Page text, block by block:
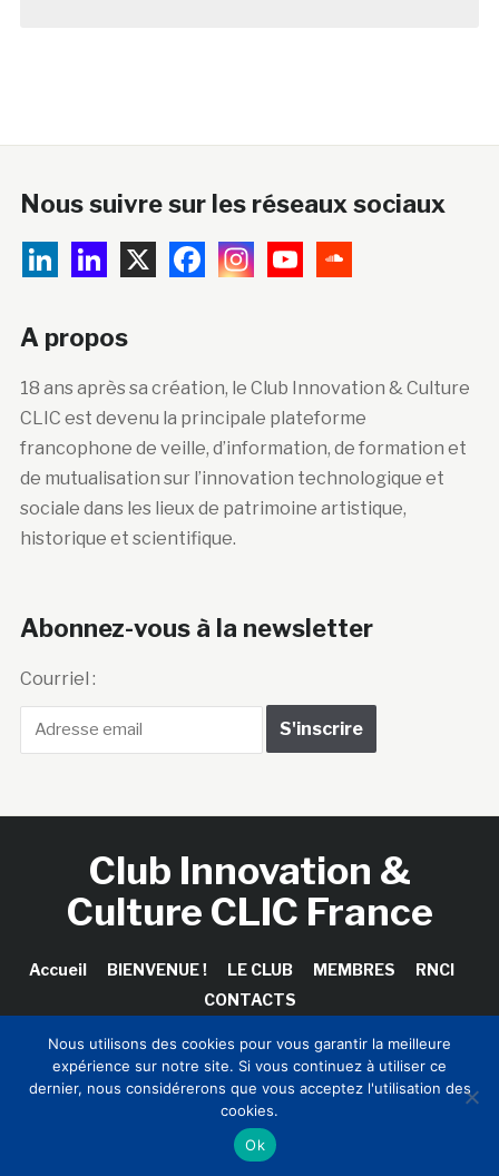
Nous suivre sur les réseaux sociaux
A propos
18 ans après sa création, le Club Innovation & Culture
CLIC est devenu la principale plateforme
francophone de veille, d’information, de formation et
de mutualisation sur l’innovation technologique et
sociale dans les lieux de patrimoine artistique,
historique et scientifique.
Abonnez-vous à la newsletter
Courriel :
Club Innovation &
Culture CLIC France
Accueil BIENVENUE ! LE CLUB MEMBRES
RNCI
CONTACTS
Copyright © 2026 Club Innovation & Culture CLIC France /
Sinapses Conseils
Nous utilisons des cookies pour vous garantir la meilleure
expérience sur notre site. Si vous continuez à utiliser ce
dernier, nous considérerons que vous acceptez l'utilisation des
cookies.
Ok